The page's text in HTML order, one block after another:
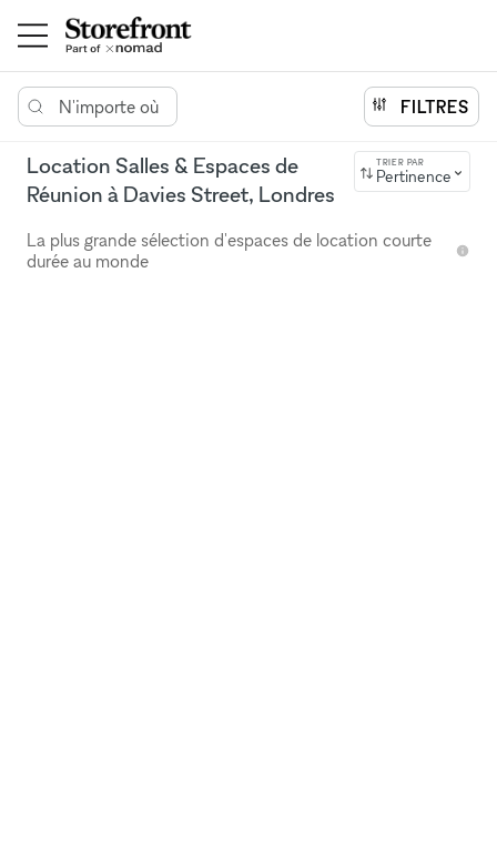
N'importe où FILTRES
Location Salles & Espaces de
Réunion à Davies Street, Londres
TRIER PAR
Pertinence
La plus grande sélection d'espaces de location courte
durée au monde